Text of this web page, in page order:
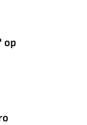
op